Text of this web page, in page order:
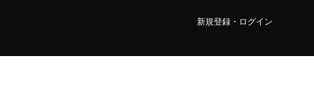
新規登録・ログイン